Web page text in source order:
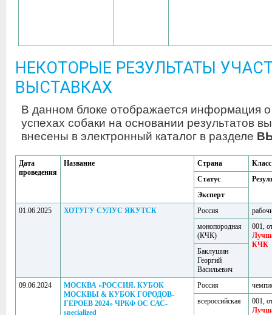
НЕКОТОРЫЕ РЕЗУЛЬТАТЫ
ВЫСТАВКАХ
В данном блоке отображается информация
успехах собаки на основании результатов
внесены в электронный каталог в разделе
Дата
проведения
Название Страна
Класс
Статус
Эксперт
01.06.2025
ХОТУГУ СУЛУС ЯКУТСК Россия
монопородная
(КЧК)
001,
КЧК
Баклушин
Георгий
Васильевич
09.06.2024
МОСКВА «РОССИЯ. КУБОК
МОСКВЫ & КУБОК ГОРОДОВ-
ГЕРОЕВ 2024» ЧРКФ ОС САС-
specialized
Россия
всероссийская
001,